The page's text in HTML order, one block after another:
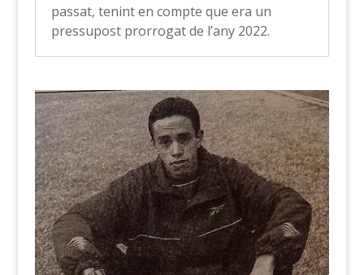
passat, tenint en compte que era un
pressupost prorrogat de l’any 2022.